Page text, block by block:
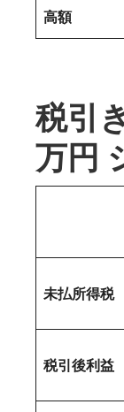
高額
税引
万円
未払所得税
税引後利益